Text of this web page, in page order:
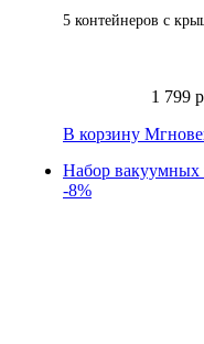
5 контейнеров с
1 799
В корзину
Набор
-8%